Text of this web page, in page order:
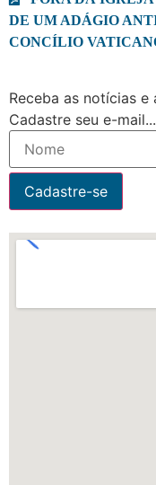
DE UM ADÁGIO
CONCÍLIO
Receba as notícias
Cadastre seu e-mail...